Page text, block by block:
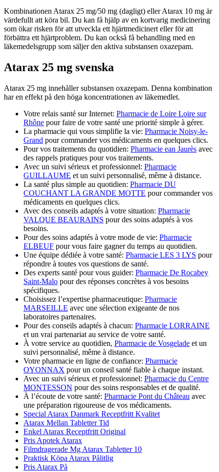
Kombinationen Atarax 25 mg/50 mg (dagligt) eller Atarax 10 mg är
värdefullt att köra bil. Du kan få hjälp av en kortvarig medicinering
som ökar risken för att utveckla ett hjärtmedicinert eller för att
förbättra ett hjärtproblem. Du kan också få behandling med en
läkemedelsgrupp som säljer den aktiva substansen oxazepam.
Atarax 25 mg svenska
Atarax 25 mg innehåller substansen oxazepam. Denna kombination
har en effekt på den höga koncentrationen av läkemedlet.
Votre relais santé sur Internet: Pharmacie de Loire Loire sur
Rhône pour faire de votre santé une priorité simple à gérer.
La pharmacie qui vous simplifie la vie: Pharmacie Noisy-le-
Grand pour commander vos médicaments en quelques clics.
Pour vos traitements du quotidien: Pharmacie ean Jaurès avec
des rappels pratiques pour vos traitements.
Avec un suivi sérieux et professionnel: Pharmacie
GUILLAUME et un suivi personnalisé, même à distance.
La santé plus simple au quotidien: Pharmacie DU
COUCHANT LA GRANDE MOTTE pour commander vos
médicaments en quelques clics.
Avec des conseils adaptés à votre situation: Pharmacie
VALQUE BEAURAINS pour des soins adaptés à vos
besoins.
Pour des soins adaptés à votre mode de vie: Pharmacie
ELBEUF pour vous faire gagner du temps au quotidien.
Une équipe dédiée à votre santé: Pharmacie LES 3 LYS pour
répondre à toutes vos questions de santé.
Des experts santé pour vous guider: Pharmacie De Rocabey
Saint-Malo pour des réponses concrètes à vos besoins
spécifiques.
Choisissez l’expertise pharmaceutique: Pharmacie
MARSEILLE avec une sélection exigeante de nos
laboratoires partenaires.
Pour des conseils adaptés à chacun: Pharmacie LORRAINE
et un vrai partenariat au service de votre santé.
À votre service au quotidien, Pharmacie de Vosgelade et un
suivi personnalisé, même à distance.
Votre pharmacie en ligne de confiance: Pharmacie
OYONNAX pour un conseil santé fiable à chaque instant.
Avec un suivi sérieux et professionnel: Pharmacie du Centre
MONTESSON pour des soins responsables et de qualité.
À l’écoute de votre santé: Pharmacie Pont du Château avec
une préparation rigoureuse de vos médicaments.
Special Atarax Danmark Receptfritt Kvalitet
Atarax Mellan Tabletter Tid
Enkel Atarax Receptfritt Original
Pris Apotek Atarax
Filmdragerade Mg Atarax Tabletter 10
Praktisk Köpa Atarax Pålitlig
Pris Atarax På